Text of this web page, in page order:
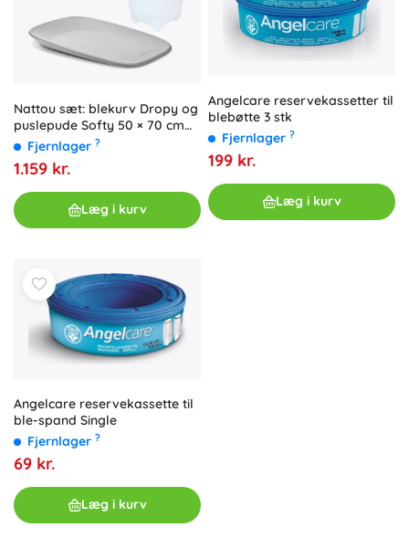
Nattou sæt: blekurv Dropy og
puslepude Softy 50 × 70 cm
hvid/grå
Fjernlager ?
1.159 kr.
Læg i kurv
Angelcare reservekassetter til
blebøtte 3 stk
Fjernlager ?
199 kr.
Læg i kurv
Angelcare reservekassette til
ble-spand Single
Fjernlager ?
69 kr.
Læg i kurv